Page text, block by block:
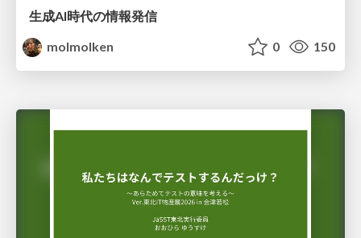
生成AI時代の情報発信
molmolken
0 150